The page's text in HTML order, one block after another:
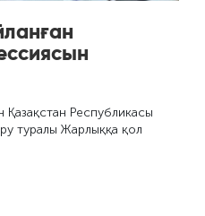
Қазақстан Республикасы
туралы Жарлыққа қол